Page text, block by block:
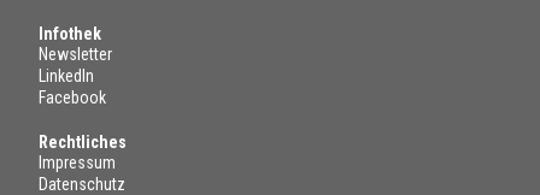
Infothek
Newsletter
LinkedIn
Facebook
Rechtliches
Impressum
Datenschutz